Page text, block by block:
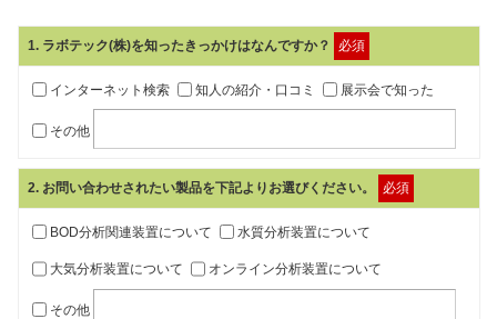
1. ラボテック(株)を知ったきっかけはなんですか？ 必須
インターネット検索 知人の紹介・口コミ 展示会で知った
その他
2. お問い合わせされたい製品を下記よりお選びください。 必須
BOD分析関連装置について 水質分析装置について
大気分析装置について オンライン分析装置について
その他